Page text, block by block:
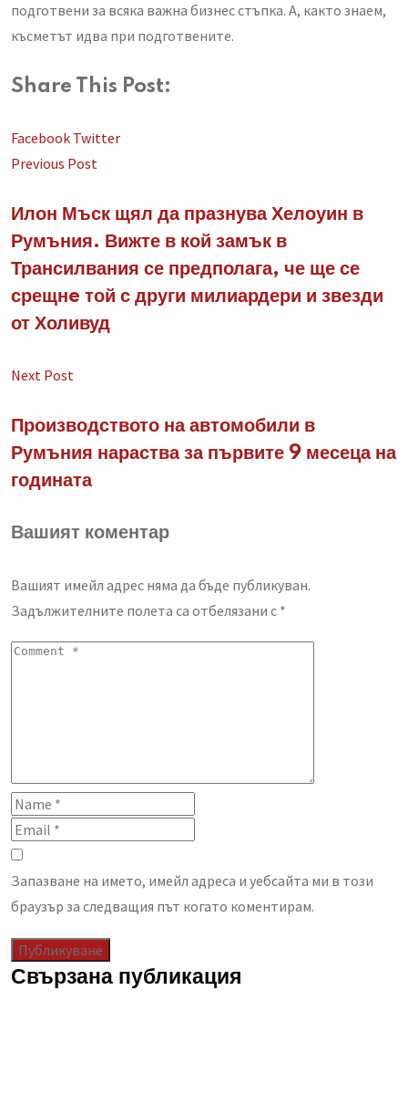
подготвени за всяка важна бизнес стъпка. А, както знаем,
късметът идва при подготвените.
Share This Post:
Facebook TwitterLinkedIn
Whatsapp
Share
Previous Post
Илон Мъск щял да празнува Хелоуин в
Румъния. Вижте в кой замък в
Трансилвания се предполага, че ще се
срещнe той с други милиардери и звезди
от Холивуд
Next Post
Производството на автомобили в
Румъния нараства за първите 9 месеца на
годината
Вашият коментар
Вашият имейл адрес няма да бъде публикуван.
Задължителните полета са отбелязани с *
Запазване на името, имейл адреса и уебсайта ми в този
браузър за следващия път когато коментирам.
Свързана публикация